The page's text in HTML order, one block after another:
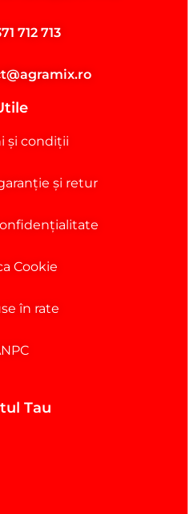
712 713
și condiții
și retur
Cookie
în rate
Tau